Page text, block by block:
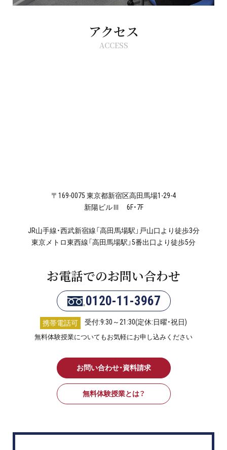
アクセス
ACCESS
〒169-0075 東京都新宿区高田馬場1-29-4
新陽ビルⅢ 6F・7F
JR山手線・西武新宿線「高田馬場駅」戸山口より徒歩3分
東京メトロ東西線「高田馬場駅」5番出口より徒歩5分
お電話でのお問い合わせ
0120-11-3967
携帯電話可 受付:9:30～21:30(定休:日曜・祝日)
無料体験授業についてもお気軽にお申し込みください
お問い合わせ・資料請求
無料体験授業とは？